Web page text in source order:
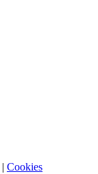
| Cookies